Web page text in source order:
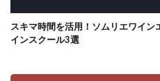
スキマ時間を活用！ソムリエワイ
インスクール3選